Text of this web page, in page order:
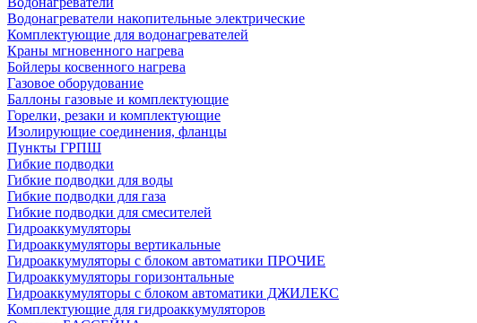
Водонагреватели накопительные электрические
Комплектующие для водонагревателей
Краны мгновенного нагрева
Бойлеры косвенного нагрева
Газовое оборудование
Баллоны газовые и комплектующие
Горелки, резаки и комплектующие
Изолирующие соединения, фланцы
Пункты ГРПШ
Гибкие подводки
Гибкие подводки для воды
Гибкие подводки для газа
Гибкие подводки для смесителей
Гидроаккумуляторы
Гидроаккумуляторы вертикальные
Гидроаккумуляторы с блоком автоматики ПРОЧИЕ
Гидроаккумуляторы горизонтальные
Гидроаккумуляторы с блоком автоматики ДЖИЛЕКС
Комплектующие для гидроаккумуляторов